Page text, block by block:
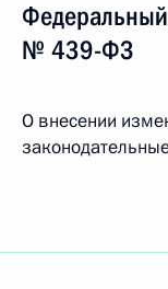
№ 439-ФЗ
О внесении